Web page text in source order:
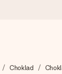
omsorg och
Choklad